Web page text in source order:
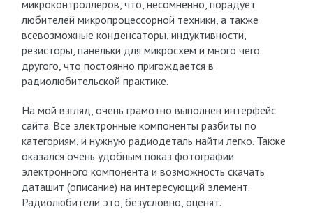
микроконтроллеров, что, несомненно, порадует
любителей микропроцессорной техники, а также
всевозможные конденсаторы, индуктивности,
резисторы, панельки для микросхем и много чего
другого, что постоянно пригождается в
радиолюбительской практике.
На мой взгляд, очень грамотно выполнен интерфейс
сайта. Все электронные компоненты разбиты по
категориям, и нужную радиодеталь найти легко. Также
оказался очень удобным показ фотографии
электронного компонента и возможность скачать
даташит (описание) на интересующий элемент.
Радиолюбители это, безусловно, оценят.